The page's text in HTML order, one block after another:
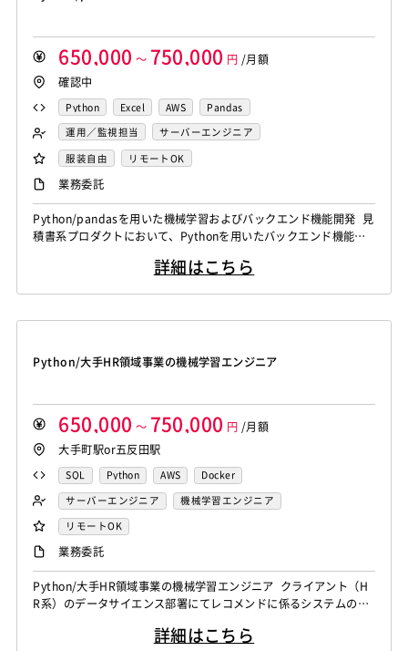
650,000 ～ 750,000 円 /月額
確認中
Python Excel AWS
Pandas
運用／監視担当
サーバーエンジニア
バックエンドエンジニア（サーバーサイド）
機械学習エンジニア
服装自由 リモートOK
業務委託
Python/pandasを用いた機械学習およびバックエンド機能開発 見
積書系プロダクトにおいて、Pythonを用いたバックエンド機能の
た、pandasを用いた見積書データの構造化や前処理、自然言語処
詳...
詳細はこちら
Python/大手HR領域事業の機械学習エンジニア
650,000 ～ 750,000 円 /月額
大手町駅or五反田駅
SQL Python AWS
Docker
サーバーエンジニア
機械学習エンジニア
リモートOK
業務委託
Python/大手HR領域事業の機械学習エンジニア クライアント（H
R系）のデータサイエンス部署にてレコメンドに係るシステムの開
on、SQLなどを用いて、各種機械学習モデルなどをレコメンデーシ
詳細はこちら